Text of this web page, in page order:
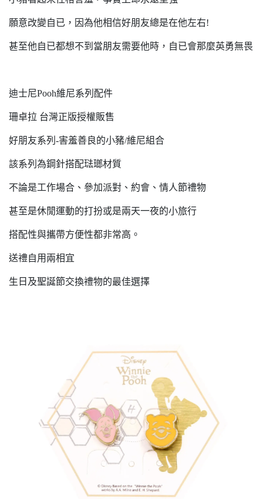
願意改變自已，因為他相信好朋友總是在他左右!
甚至他自已都想不到當朋友需要他時，自已會那麼英勇無畏
迪士尼Pooh維尼系列配件
珊卓拉 台灣正版授權販售
好朋友系列-害羞善良的小豬/維尼組合
該系列為鋼針搭配琺瑯材質
不論是工作場合、參加派對、約會、情人節禮物
甚至是休閒運動的打扮或是兩天一夜的小旅行
搭配性與攜帶方便性都非常高。
送禮自用兩相宜
生日及聖誕節交換禮物的最佳選擇